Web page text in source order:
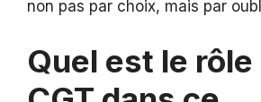
non pas par choix, mais par
Quel est le rôle